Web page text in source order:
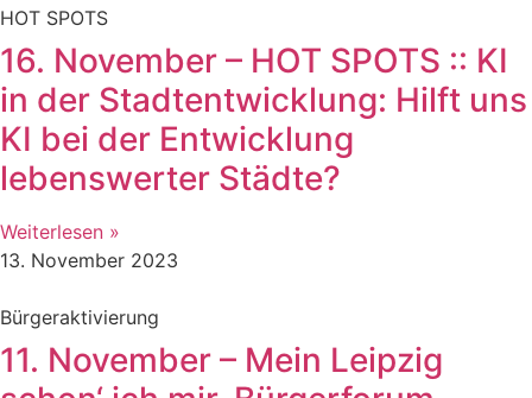
HOT SPOTS
16. November – HOT SPOTS :: KI
in der Stadtentwicklung: Hilft uns
KI bei der Entwicklung
lebenswerter Städte?
Weiterlesen »
13. November 2023
Bürgeraktivierung
11. November – Mein Leipzig